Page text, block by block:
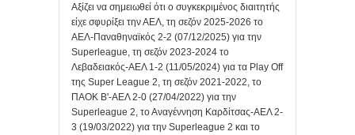
Αξίζει να σημειωθεί ότι ο συγκεκριμένος διαιτητής
είχε σφυρίξει την ΑΕΛ, τη σεζόν 2025-2026 το
ΑΕΛ-Παναθηναϊκός 2-2 (07/12/2025) για την
Superleague, τη σεζόν 2023-2024 το
Λεβαδειακός-ΑΕΛ 1-2 (11/05/2024) για τα Play Off
της Super League 2, τη σεζόν 2021-2022, το
ΠΑΟΚ Β'-ΑΕΛ 2-0 (27/04/2022) για την
Superleague 2, το Αναγέννηση Καρδίτσας-ΑΕΛ 2-
3 (19/03/2022) για την Superleague 2 και το